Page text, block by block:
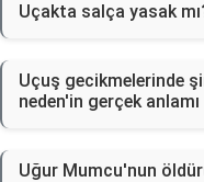
Uçakta salça yasak
Uçuş gecikmelerinde
neden'in gerçek
Uğur Mumcu'nun